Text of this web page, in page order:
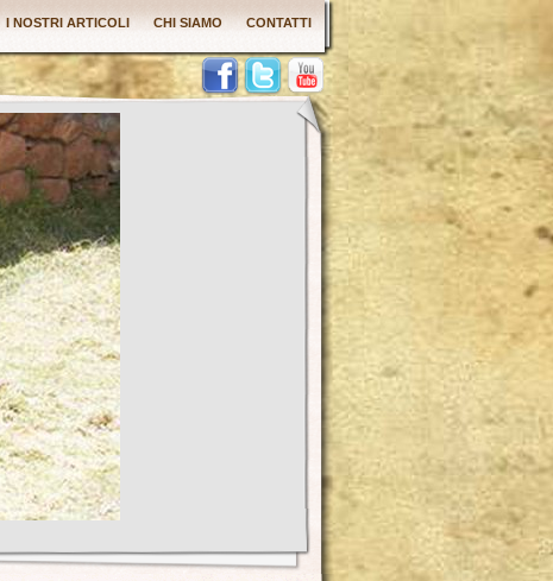
I NOSTRI ARTICOLI CHI SIAMO CONTATTI